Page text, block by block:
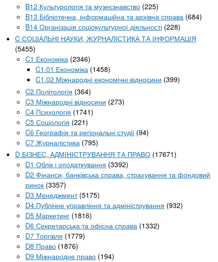
B12 Культурологія та музеєзнавство (225)
B13 Бібліотечна, інформаційна та архівна справа (684)
B14 Організація соціокультурної діяльності (228)
C СОЦІАЛЬНІ НАУКИ, ЖУРНАЛІСТИКА ТА ІНФОРМАЦІЯ
(5455)
C1 Економіка (2346)
C1.01 Економіка (1458)
C1.02 Міжнародні економічні відносини (399)
C2 Політологія (364)
C3 Міжнародні відносини (273)
C4 Психологія (1741)
C5 Соціологія (221)
C6 Географія та регіональні студії (94)
C7 Журналістика (795)
D БІЗНЕС, АДМІНІСТРУВАННЯ ТА ПРАВО (17671)
D1 Облік і оподаткування (3392)
D2 Фінанси, банківська справа, страхування та фондовий
ринок (3357)
D3 Менеджмент (5175)
D4 Публічне управління та адміністрування (932)
D5 Маркетинг (1816)
D6 Секретарська та офісна справа (1332)
D7 Торгівля (1779)
D8 Право (1876)
D9 Міжнародне право (194)